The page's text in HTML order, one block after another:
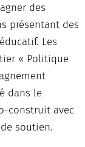
des
présentant des
Les
« Politique
dans le
construit avec
soutien.